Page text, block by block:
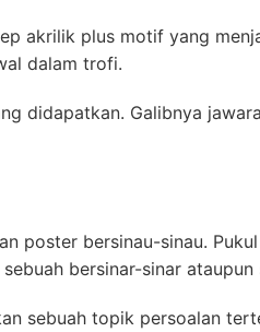
akrilik plus motif yang
dalam trofi.
didapatkan. Galibnya
poster bersinau-sinau.
bersinar-sinar ataupun
sebuah topik persoalan